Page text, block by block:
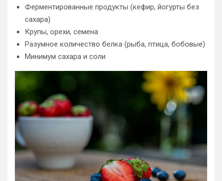
Ферментированные продукты (кефир, йогурты без
сахара)
Крупы, орехи, семена
Разумное количество белка (рыба, птица, бобовые)
Минимум сахара и соли